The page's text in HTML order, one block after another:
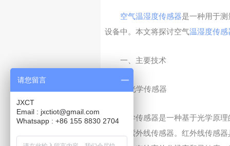
空气温湿度传感器是一种用于
设备中。本文将探讨空气温湿度传感
一、主要技术
1. 光学传感器
光学传感器是一种基于光学原
感器和紫外线传感器。红外线传感
请您留言
JXCT
Email : jxctiot@gmail.com
Whatsapp : +86 155 8830 2704